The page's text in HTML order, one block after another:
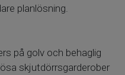
planlösning.
på golv och behaglig
skjutdörrsgarderober